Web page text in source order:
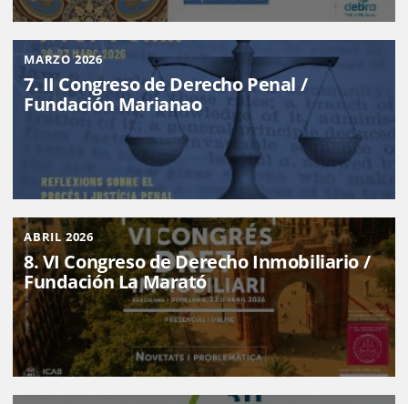
MARZO 2026
7. II Congreso de Derecho Penal /
Fundación Marianao
ABRIL 2026
8. VI Congreso de Derecho Inmobiliario /
Fundación La Marató